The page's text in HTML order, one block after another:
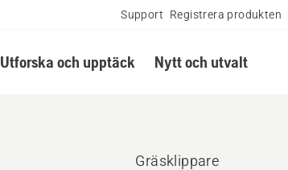
Support Registrera produkten
Utforska och upptäck Nytt och utvalt
Gräsklippare